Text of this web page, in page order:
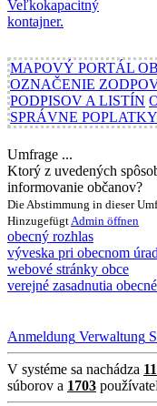
MAPOVÝ PORTÁL
OZNAČENIE
PODPISOV A LISTÍN
SPRÁVNE POPLATKY
Umfrage ...
Ktorý z uvedených
informovanie občanov?
Die Abstimmung in dieser
HinzugefügtAdmin öffnen
obecný rozhlas
výveska pri obecnom
webové stránky obce
verejné zasadnutia
Anmeldung Verwaltung
V systéme sa nachádza
súborov a 1703